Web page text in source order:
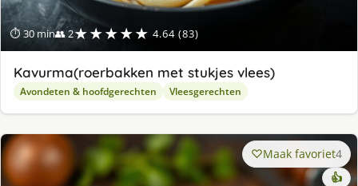
⏱ 30 min👥 2★★★★★ 4.64 (83)
Kavurma(roerbakken met stukjes vlees)
Avondeten & hoofdgerechten Vleesgerechten
Maak favoriet4
👍